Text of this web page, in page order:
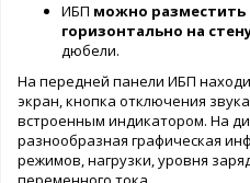
ИБП можно разместить
горизонтально на
дюбели.
На передней панели ИБП
экран, кнопка отключения
встроенным индикатором. На
разнообразная графическая
режимов, нагрузки, уровня